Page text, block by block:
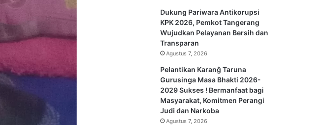
Dukung Pariwara Antikorupsi
KPK 2026, Pemkot Tangerang
Wujudkan Pelayanan Bersih dan
Transparan
Agustus 7, 2026
Pelantikan Karanĝ Taruna
Gurusinga Masa Bhakti 2026-
2029 Sukses ! Bermanfaat bagi
Masyarakat, Komitmen Perangi
Judi dan Narkoba
Agustus 7, 2026